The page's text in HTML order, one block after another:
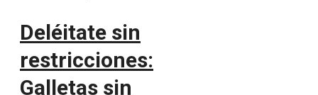
Deléitate sin
restricciones:
Galletas sin